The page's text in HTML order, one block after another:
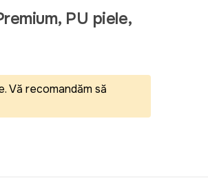
PU piele,
Vă recomandăm să